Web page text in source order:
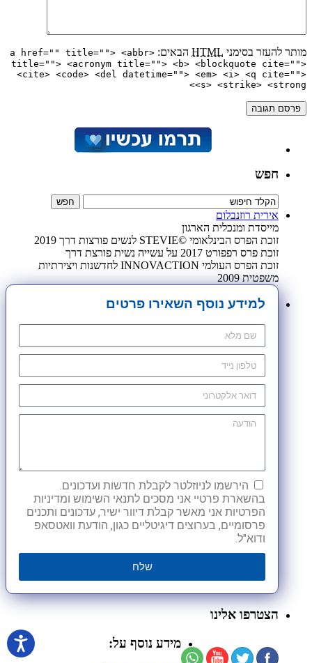
מותר להעזר בסימני HTML הבאים:
<a href="" title=""> <abbr
title=""> <acronym title=""> <b> <blockquote cite="">
<cite> <code> <del datetime=""> <em> <i> <q cite="">
<s> <strike> <strong>
חפש
אירית רוזנבלום
מייסדת ומנכלית הארגון
זוכת הפרס הבינלאומי ©STEVIE לנשים פורצות דרך 2019
זוכת פרס רפפורט 2017 על עשייה נשית פורצת דרך
זוכת הפרס העולמי INNOVACTION לחדשנות ויצירתיות
משפטית 2009
למידע נוסף השאירו פרטים
הירשמו לניוזלטר לקבלת חדשות ועדכונים.
בהשארת פרטיי אני מסכים לתנאי השימוש ומדיניות
הפרטיות אני מאשר קבלת דיוור ישיר, עדכונים ותכנים
פרסומיים, בערוצים דיגיטליים כגון, הודעת וואטסאפ
ודוא"ל.
שלח
הצטרפו אלינו
מידע נוסף על: